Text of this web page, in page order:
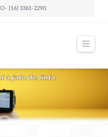
- (16) 3361-2290